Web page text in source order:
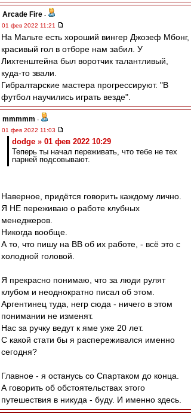
Arcade Fire -
01 фев 2022 11:21
На Мальте есть хороший вингер Джозеф Мбонг,
красивый гол в отборе нам забил. У
Лихтенштейна был воротчик талантливый,
куда-то звали.
Гибралтарские мастера прогрессируют. "В
футбол научились играть везде".
mmmmm -
01 фев 2022 11:03
dodge » 01 фев 2022 10:29
Теперь ты начал переживать, что тебе не тех
парней подсовывают.
Наверное, придётся говорить каждому лично.
Я НЕ переживаю о работе клубных
менеджеров.
Никогда вообще.
А то, что пишу на ВВ об их работе, - всё это с
холодной головой.
Я прекрасно понимаю, что за люди рулят
клубом и неоднократно писал об этом.
Аргентинец туда, негр сюда - ничего в этом
понимании не изменят.
Нас за ручку ведут к яме уже 20 лет.
С какой стати бы я распереживался именно
сегодня?
Главное - я останусь со Спартаком до конца.
А говорить об обстоятельствах этого
путешествия в никуда - буду. И именно здесь.